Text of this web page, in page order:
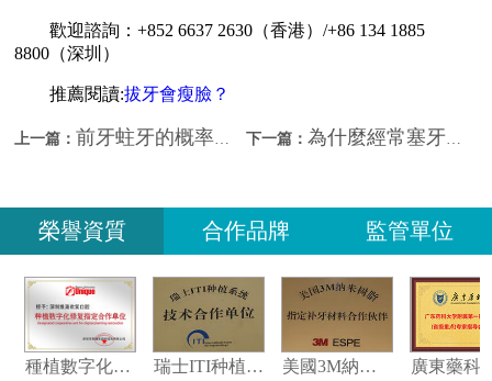
歡迎諮詢：+852 6637 2630（香港）/+86 134 1885
8800（深圳）
推薦閱讀:拔牙會瘦臉？
上一篇：前牙蛀牙的概率為什麼比後牙小？深圳補牙多少錢？ 下一篇： 為什麼經常塞牙容易蛀牙？深圳補牙多少錢？
榮譽資質 合作品牌 監管單位
種植數字化修復指定合作單位 瑞士ITI种植系统技术合作单位 美國3M納米樹脂指定合作夥伴